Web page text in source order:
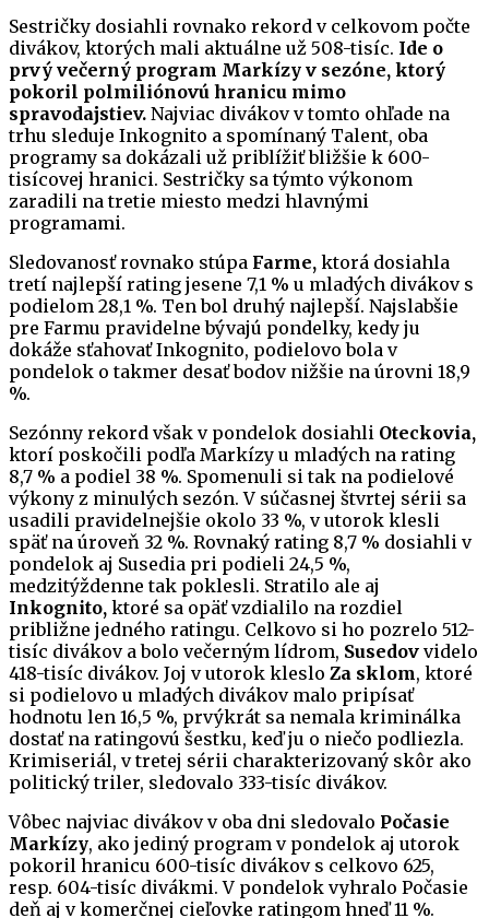
Sestričky dosiahli rovnako rekord v celkovom počte
divákov, ktorých mali aktuálne už 508-tisíc. Ide o
prvý večerný program Markízy v sezóne, ktorý
pokoril polmiliónovú hranicu mimo
spravodajstiev. Najviac divákov v tomto ohľade na
trhu sleduje Inkognito a spomínaný Talent, oba
programy sa dokázali už priblížiť bližšie k 600-
tisícovej hranici. Sestričky sa týmto výkonom
zaradili na tretie miesto medzi hlavnými
programami.
Sledovanosť rovnako stúpa Farme, ktorá dosiahla
tretí najlepší rating jesene 7,1 % u mladých divákov s
podielom 28,1 %. Ten bol druhý najlepší. Najslabšie
pre Farmu pravidelne bývajú pondelky, kedy ju
dokáže sťahovať Inkognito, podielovo bola v
pondelok o takmer desať bodov nižšie na úrovni 18,9
%.
Sezónny rekord však v pondelok dosiahli Oteckovia,
ktorí poskočili podľa Markízy u mladých na rating
8,7 % a podiel 38 %. Spomenuli si tak na podielové
výkony z minulých sezón. V súčasnej štvrtej sérii sa
usadili pravidelnejšie okolo 33 %, v utorok klesli
späť na úroveň 32 %. Rovnaký rating 8,7 % dosiahli v
pondelok aj Susedia pri podieli 24,5 %,
medzitýždenne tak poklesli. Stratilo ale aj
Inkognito, ktoré sa opäť vzdialilo na rozdiel
približne jedného ratingu. Celkovo si ho pozrelo 512-
tisíc divákov a bolo večerným lídrom, Susedov videlo
418-tisíc divákov. Joj v utorok kleslo Za sklom, ktoré
si podielovo u mladých divákov malo pripísať
hodnotu len 16,5 %, prvýkrát sa nemala kriminálka
dostať na ratingovú šestku, keď ju o niečo podliezla.
Krimiseriál, v tretej sérii charakterizovaný skôr ako
politický triler, sledovalo 333-tisíc divákov.
Vôbec najviac divákov v oba dni sledovalo Počasie
Markízy, ako jediný program v pondelok aj utorok
pokoril hranicu 600-tisíc divákov s celkovo 625,
resp. 604-tisíc divákmi. V pondelok vyhralo Počasie
deň aj v komerčnej cieľovke ratingom hneď 11 %.